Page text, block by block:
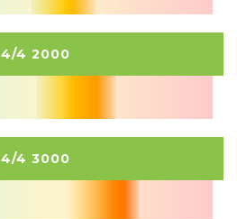
4/4 2000
4/4 3000